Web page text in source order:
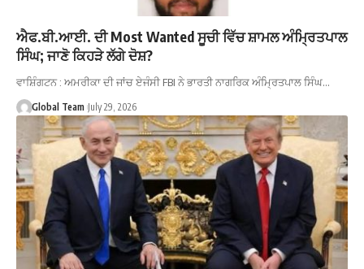
ਐਫ.ਬੀ.ਆਈ. ਦੀ Most Wanted ਸੂਚੀ ਵਿੱਚ ਸ਼ਾਮਲ ਅੰਮ੍ਰਿਤਪਾਲ
ਸਿੰਘ; ਜਾਣੋ ਕਿਹੜੇ ਲੱਗੇ ਦੋਸ਼?
ਵਾਸ਼ਿੰਗਟਨ : ਅਮਰੀਕਾ ਦੀ ਜਾਂਚ ਏਜੰਸੀ FBI ਨੇ ਭਾਰਤੀ ਨਾਗਰਿਕ ਅੰਮ੍ਰਿਤਪਾਲ ਸਿੰਘ…
Global Team July 29, 2026